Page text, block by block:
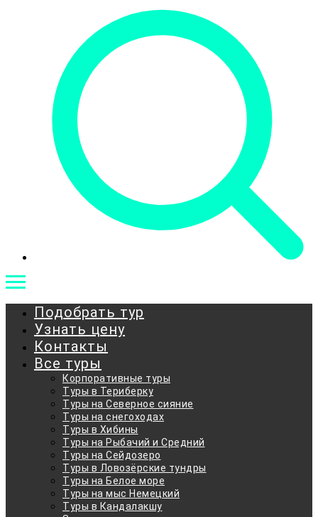
Подобрать тур
Узнать цену
Контакты
Все туры
Корпоративные туры
Туры в Териберку
Туры на Северное сияние
Туры на снегоходах
Туры в Хибины
Туры на Рыбачий и Средний
Туры на Сейдозеро
Туры в Ловозёрские тундры
Туры на Белое море
Туры на мыс Немецкий
Туры в Кандалакшу